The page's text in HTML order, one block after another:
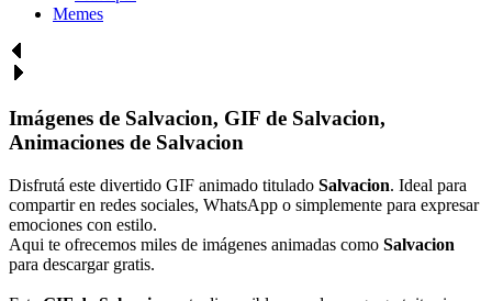
Memes
Imágenes de Salvacion, GIF de Salvacion,
Animaciones de Salvacion
Disfrutá este divertido GIF animado titulado Salvacion. Ideal para
compartir en redes sociales, WhatsApp o simplemente para expresar
emociones con estilo.
Aqui te ofrecemos miles de imágenes animadas como Salvacion
para descargar gratis.